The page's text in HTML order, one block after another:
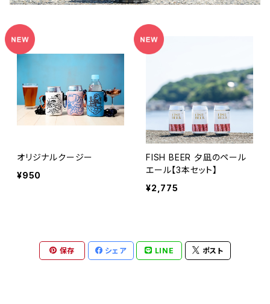
オリジナルクージー
¥950
FISH BEER 夕凪のペール
エール【3本セット】
¥2,775
保存 シェア LINE ポスト